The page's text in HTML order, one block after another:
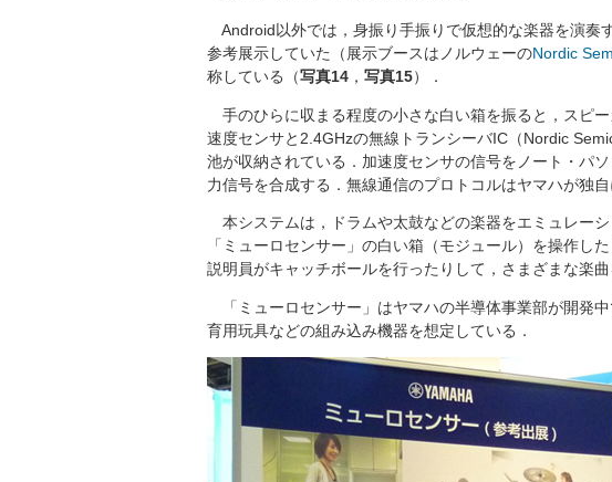
Android以外では，身振り手振りで仮想的な楽器を演奏
参考展示していた（展示ブースはノルウェーのNordic
称している（写真14 ， 写真15）．
手のひらに収まる程度の小さな白い箱を振ると，スピ
速度センサと2.4GHzの無線トランシーバIC（Nordic
池が収納されている．加速度センサの信号をノート・パ
力信号を合成する．無線通信のプロトコルはヤマハが独自
本システムは，ドラムや太鼓などの楽器をエミュレー
「ミューロセンサー」の白い箱（モジュール）を操作し
説明員がキャッチボールを行ったりして，さまざまな楽曲
「ミューロセンサー」はヤマハの半導体事業部が開発
育用玩具などの組み込み機器を想定している．